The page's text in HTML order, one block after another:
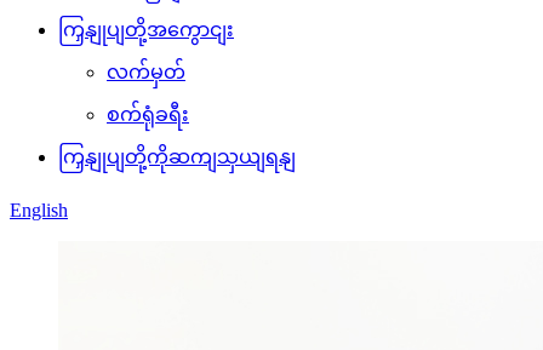
ကြှနျုပျတို့အကွောငျး
လက်မှတ်
စက်ရုံခရီး
ကြှနျုပျတို့ကိုဆကျသှယျရနျ
English